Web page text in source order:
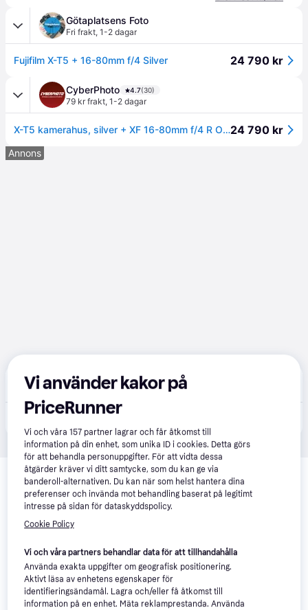
Götaplatsens Foto
Fri frakt, 1-2 dagar
Fujifilm X-T5 + 16-80mm f/4 Silver 24 790 kr
CyberPhoto 4.7(30)
79 kr frakt, 1-2 dagar
X-T5 kamerahus, silver + XF 16-80mm f/4 R OIS WR24 790 kr
Annons
Gunnar Olssons Foto AB
Fri frakt
Relaterade produkter
Vi har plockat fram ett urval av produkter som kanske skulle
intressera dig. Visa alla
Vi använder kakor på
PriceRunner
Vi och våra157 partner lagrar och får åtkomst till
information på din enhet, som unika ID i cookies. Detta görs
för att behandla personuppgifter. För att vidta dessa
åtgärder kräver vi ditt samtycke, som du kan ge via
banderoll-alternativen. Du kan när som helst hantera dina
preferenser och invända mot behandling baserat på legitimt
intresse på sidan för dataskyddspolicy.
Cookie Policy
Vi och våra partners behandlar data för att tillhandahålla
Använda exakta uppgifter om geografisk positionering.
Aktivt läsa av enhetens egenskaper för
identifieringsändamål. Lagra och/eller få åtkomst till
information på en enhet. Mäta reklamprestanda. Använda